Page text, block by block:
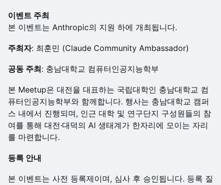
이벤트 주최
본 이벤트는 Anthropic의 지원 하에 개최됩니다.
주최자: 최훈민 (Claude Community Ambassador)
공동 주최: 충남대학교 컴퓨터인공지능학부
본 Meetup은 대전을 대표하는 국립대학인 충남대학교 컴
퓨터인공지능학부와 함께합니다. 행사는 충남대학교 캠퍼
스 내에서 진행되며, 인근 대학 및 연구단지 구성원들의 참
여를 통해 대전·대덕의 AI 생태계가 한자리에 모이는 자리
를 마련합니다.
등록 안내
본 이벤트는 사전 등록제이며, 심사 후 승인됩니다. 등록 질